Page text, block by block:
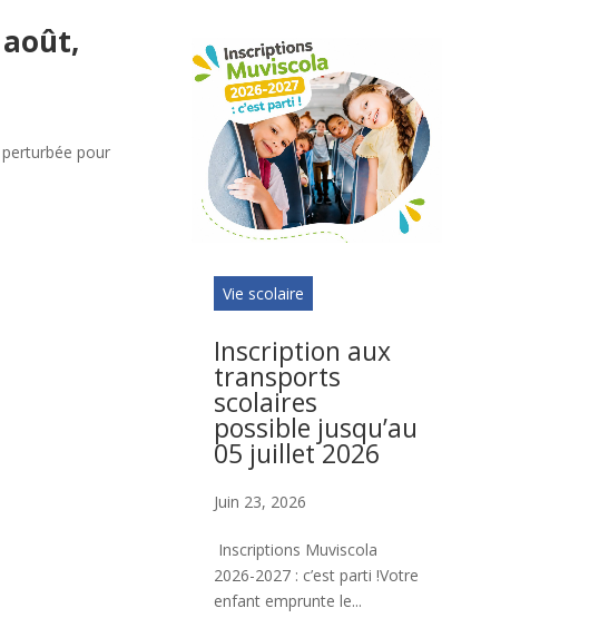
perturbée pour
Vie scolaire
Inscription aux
transports
scolaires
possible jusqu’au
05 juillet 2026
Juin 23, 2026
Inscriptions Muviscola
2026-2027 : c’est parti !Votre
enfant emprunte le...